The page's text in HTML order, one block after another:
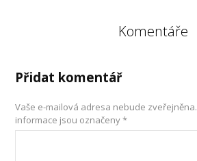
Komentáře
Přidat komentář
Vaše e-mailová adresa nebude zveřejněna.
informace jsou označeny*